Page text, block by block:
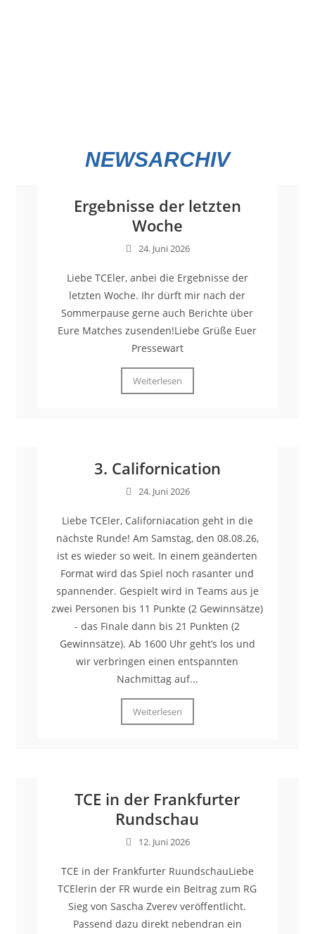
NEWSARCHIV
Ergebnisse der letzten
Woche
24. Juni 2026
Liebe TCEler, anbei die Ergebnisse der
letzten Woche. Ihr dürft mir nach der
Sommerpause gerne auch Berichte über
Eure Matches zusenden!Liebe Grüße Euer
Pressewart
Weiterlesen
3. Californication
24. Juni 2026
Liebe TCEler, Californiacation geht in die
nächste Runde! Am Samstag, den 08.08.26,
ist es wieder so weit. In einem geänderten
Format wird das Spiel noch rasanter und
spannender. Gespielt wird in Teams aus je
zwei Personen bis 11 Punkte (2 Gewinnsätze)
- das Finale dann bis 21 Punkten (2
Gewinnsätze). Ab 1600 Uhr geht’s los und
wir verbringen einen entspannten
Nachmittag auf...
Weiterlesen
TCE in der Frankfurter
Rundschau
12. Juni 2026
TCE in der Frankfurter RuundschauLiebe
TCElerin der FR wurde ein Beitrag zum RG
Sieg von Sascha Zverev veröffentlicht.
Passend dazu direkt nebendran ein